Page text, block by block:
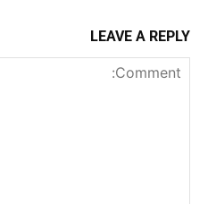
LEAVE A REPLY